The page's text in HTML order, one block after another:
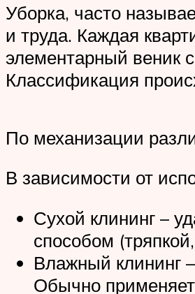
Уборка, часто
и труда. Каждая
элементарный веник
Классификация
По механизации
В зависимости от
Сухой клининг –
способом
Влажный клининг
Обычно